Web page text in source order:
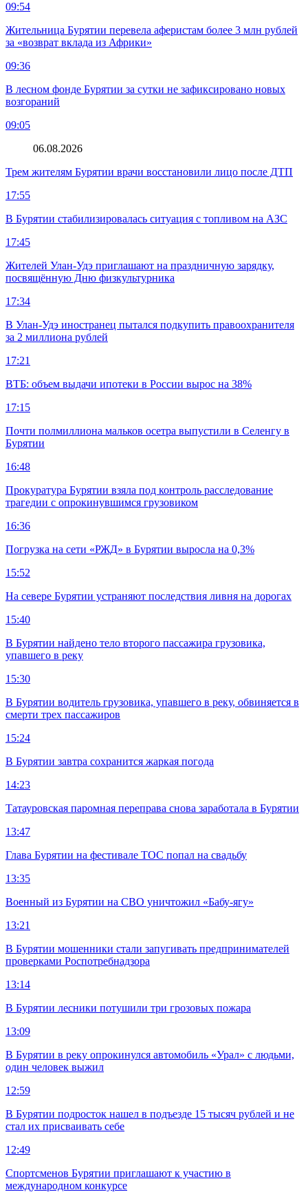
09:54
Жительница Бурятии перевела аферистам более 3 млн рублей
за «возврат вклада из Африки»
09:36
В лесном фонде Бурятии за сутки не зафиксировано новых
возгораний
09:05
06.08.2026
Трем жителям Бурятии врачи восстановили лицо после ДТП
17:55
В Бурятии стабилизировалась ситуация с топливом на АЗС
17:45
Жителей Улан-Удэ приглашают на праздничную зарядку,
посвящённую Дню физкультурника
17:34
В Улан-Удэ иностранец пытался подкупить правоохранителя
за 2 миллиона рублей
17:21
ВТБ: объем выдачи ипотеки в России вырос на 38%
17:15
Почти полмиллиона мальков осетра выпустили в Селенгу в
Бурятии
16:48
Прокуратура Бурятии взяла под контроль расследование
трагедии с опрокинувшимся грузовиком
16:36
Погрузка на сети «РЖД» в Бурятии выросла на 0,3%
15:52
На севере Бурятии устраняют последствия ливня на дорогах
15:40
В Бурятии найдено тело второго пассажира грузовика,
упавшего в реку
15:30
В Бурятии водитель грузовика, упавшего в реку, обвиняется в
смерти трех пассажиров
15:24
В Бурятии завтра сохранится жаркая погода
14:23
Татауровская паромная переправа снова заработала в Бурятии
13:47
Глава Бурятии на фестивале ТОС попал на свадьбу
13:35
Военный из Бурятии на СВО уничтожил «Бабу-ягу»
13:21
В Бурятии мошенники стали запугивать предпринимателей
проверками Роспотребнадзора
13:14
В Бурятии лесники потушили три грозовых пожара
13:09
В Бурятии в реку опрокинулся автомобиль «Урал» с людьми,
один человек выжил
12:59
В Бурятии подросток нашел в подъезде 15 тысяч рублей и не
стал их присваивать себе
12:49
Спортсменов Бурятии приглашают к участию в
международном конкурсе